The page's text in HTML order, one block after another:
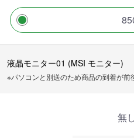
液晶モニター01 (MSI モニター)
※パソコンと別送のため商品の到着が前
無